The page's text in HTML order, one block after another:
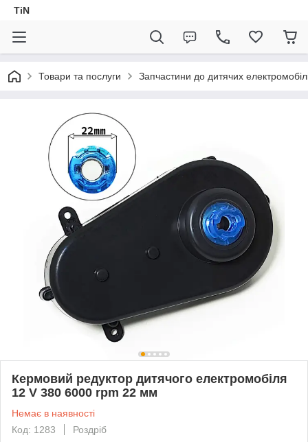
TiN
Товари та послуги Запчастини до дитячих
Кермовий редуктор дитячого електромобіля
12 V 380 6000 rpm 22 мм
Немає в наявності
Код: 1283
Роздріб